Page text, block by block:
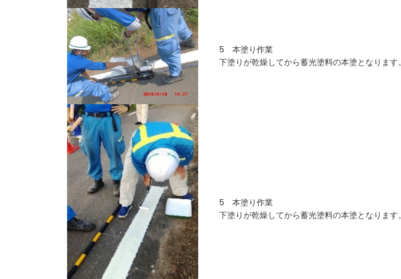
5 本塗り作業
下塗りが乾燥してから蓄光塗料の本塗となります。
5 本塗り作業
下塗りが乾燥してから蓄光塗料の本塗となります。